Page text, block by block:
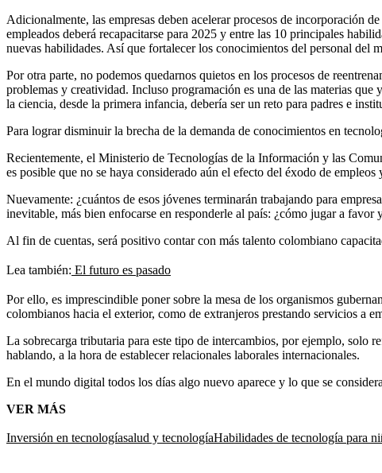
Adicionalmente, las empresas deben acelerar procesos de incorporación
empleados deberá recapacitarse para 2025 y entre las 10 principales
nuevas habilidades. Así que fortalecer los conocimientos del personal del
Por otra parte, no podemos quedarnos quietos en los procesos de
problemas y creatividad. Incluso programación es una de las materias que
la ciencia, desde la primera infancia, debería ser un reto para padres e
Para lograr disminuir la brecha de la demanda de conocimientos en
Recientemente, el Ministerio de Tecnologías de la Información y las
es posible que no se haya considerado aún el efecto del éxodo de empleos
Nuevamente: ¿cuántos de esos jóvenes terminarán trabajando para
inevitable, más bien enfocarse en responderle al país: ¿cómo jugar a favor
Al fin de cuentas, será positivo contar con más talento colombiano
Lea también: El futuro es pasado
Por ello, es imprescindible poner sobre la mesa de los organismos
colombianos hacia el exterior, como de extranjeros prestando servicios a
La sobrecarga tributaria para este tipo de intercambios, por ejemplo, solo
hablando, a la hora de establecer relacionales laborales
En el mundo digital todos los días algo nuevo aparece y lo que se
VER MÁS
Inversión en tecnologíasalud y tecnologíaHabilidades de tecnología para